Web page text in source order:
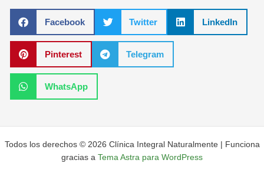
Facebook Twitter LinkedIn
Pinterest Telegram
WhatsApp
Todos los derechos © 2026 Clínica Integral Naturalmente | Funciona
gracias a Tema Astra para WordPress